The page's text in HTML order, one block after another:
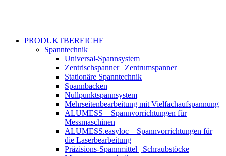
PRODUKTBEREICHE
Spanntechnik
Universal-Spannsystem
Zentrischspanner | Zentrumspanner
Stationäre Spanntechnik
Spannbacken
Nullpunktspannsystem
Mehrseitenbearbeitung mit Vielfachaufspannung
ALUMESS – Spannvorrichtungen für
Messmaschinen
ALUMESS.easyloc – Spannvorrichtungen für
die Laserbearbeitung
Präzisions-Spannmittel | Schraubstöcke